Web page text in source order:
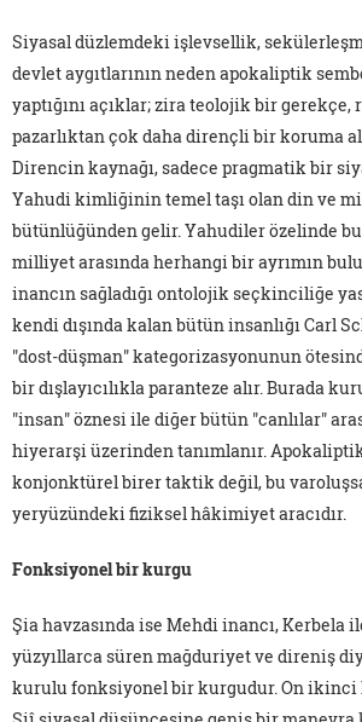
Siyasal düzlemdeki işlevsellik,
devlet aygıtlarının neden apokaliptik
yaptığını açıklar; zira teolojik bir gerekçe,
pazarlıktan çok daha dirençli bir koruma
Direncin kaynağı, sadece pragmatik bir
Yahudi kimliğinin temel taşı olan din ve
bütünlüğünden gelir. Yahudiler özelinde
milliyet arasında herhangi bir ayrımın
inancın sağladığı ontolojik seçkinciliğe
kendi dışında kalan bütün insanlığı Carl
"dost-düşman" kategorizasyonunun
bir dışlayıcılıkla paranteze alır. Burada
"insan" öznesi ile diğer bütün "canlılar"
hiyerarşi üzerinden tanımlanır.
konjonktürel birer taktik değil, bu
yeryüzündeki fiziksel hâkimiyet aracıdır.
Fonksiyonel bir kurgu
Şia havzasında ise Mehdi inancı, Kerbela
yüzyıllarca süren mağduriyet ve direniş
kurulu fonksiyonel bir kurgudur. On ikinci